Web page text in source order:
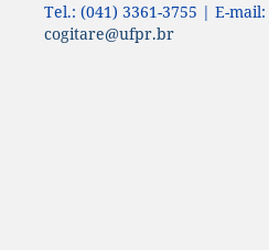
Tel.: (041) 3361-3755 | E-mail:
cogitare@ufpr.br